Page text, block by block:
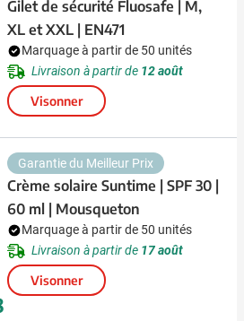
Gilet de sécurité Fluosafe | M,
XL et XXL | EN471
Marquage à partir de 50 unités
Livraison à partir de 12 août
Visonner
Garantie du Meilleur Prix
Crème solaire Suntime | SPF 30 |
60 ml | Mousqueton
Marquage à partir de 50 unités
Livraison à partir de 17 août
Visonner